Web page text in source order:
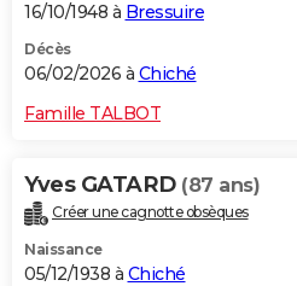
16/10/1948 à Bressuire
Décès
06/02/2026 à Chiché
Famille TALBOT
Yves GATARD (87 ans)
Créer une cagnotte obsèques
Naissance
05/12/1938 à Chiché